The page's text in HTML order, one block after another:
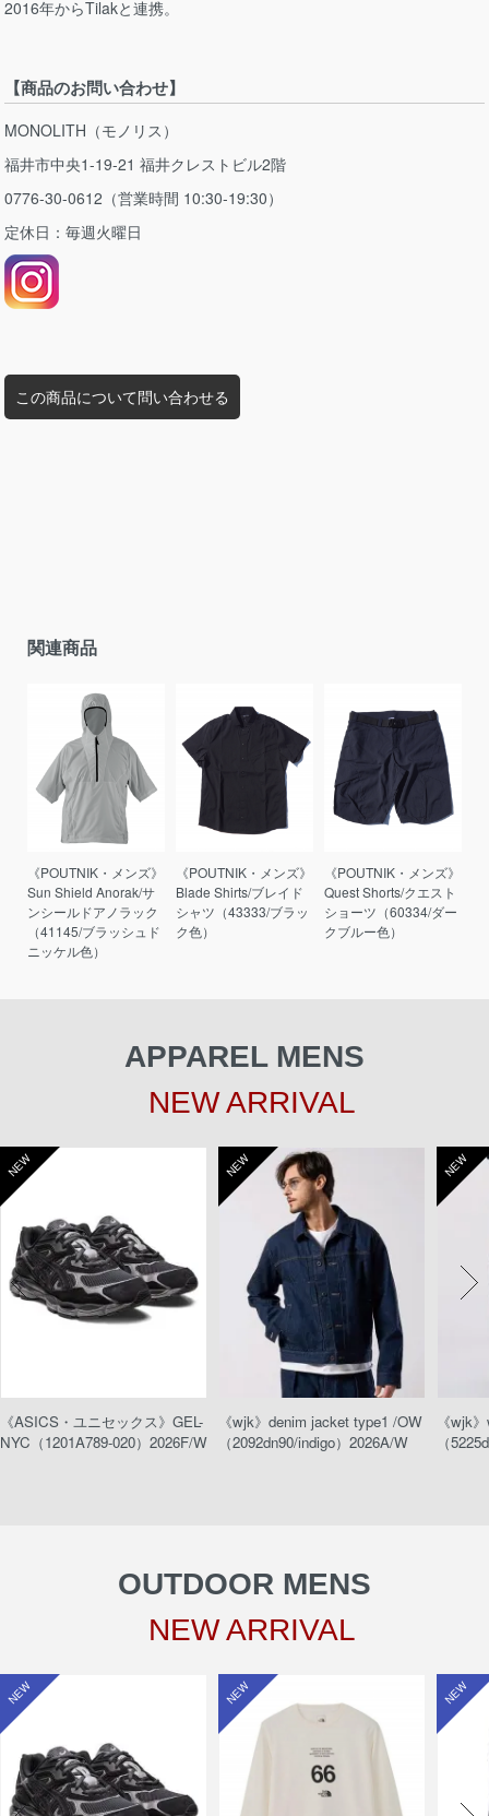
2016年からTilakと連携。
【商品のお問い合わせ】
MONOLITH（モノリス）
福井市中央1-19-21 福井クレストビル2階
0776-30-0612（営業時間 10:30-19:30）
定休日：毎週火曜日
この商品について問い合わせる
関連商品
《POUTNIK・メンズ》
Sun Shield Anorak/サ
ンシールドアノラック
（41145/ブラッシュド
ニッケル色）
《POUTNIK・メンズ》
Blade Shirts/ブレイド
シャツ（43333/ブラッ
ク色）
《POUTNIK・メンズ》
Quest Shorts/クエスト
ショーツ（60334/ダー
クブルー色）
APPAREL MENS
NEW ARRIVAL
NEW
《ASICS・ユニセックス》GEL-
NYC（1201A789-020）2026F/W
NEW
《wjk》denim jacket type1 /OW
（2092dn90/indigo）2026A/W
NEW
《wjk
（
OUTDOOR MENS
NEW ARRIVAL
NEW NEW NEW